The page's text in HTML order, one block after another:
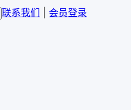
联系我们 会员登录